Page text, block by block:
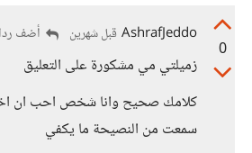
0
AshrafJeddo قبل شهرين أضف ردا
زميلتي مي مشكورة على التعليق
كلامك صحيح وانا شخص احب ان
سمعت من النصيحة ما يكفي